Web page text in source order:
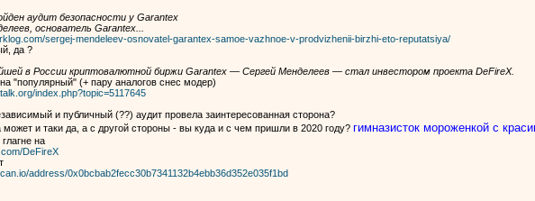
аудит безопасности у Garantex
основатель Garantex...
sergej-mendeleev-osnovatel-garantex-samoe-vazhnoe-v-prodvizhenii-birzhi-eto-reputatsiya/
да ?
в России криптовалютной биржи Garantex — Сергей Менделеев — стал инвестором проекта DeFireX.
"популярный" (+ пару аналогов снес модер)
index.php?topic=5117645
и публичный (??) аудит провела заинтересованная сторона?
и таки да, а с другой стороны - вы куда и с чем пришли в 2020 году? гимназисток мороженкой с
на
DeFireX
address/0x0bcbab2fecc30b7341132b4ebb36d352e035f1bd